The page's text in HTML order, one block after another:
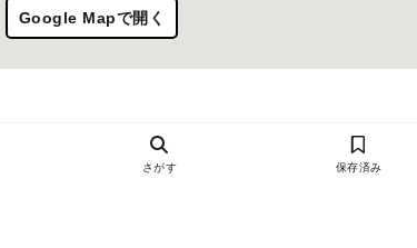
Google Mapで開く
さがす 保存済み